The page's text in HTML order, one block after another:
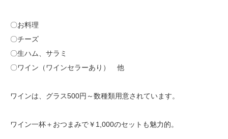
〇お料理
〇チーズ
〇生ハム、サラミ
〇ワイン（ワインセラーあり） 他
ワインは、グラス500円～数種類用意されています。
ワイン一杯＋おつまみで￥1,000のセットも魅力的。